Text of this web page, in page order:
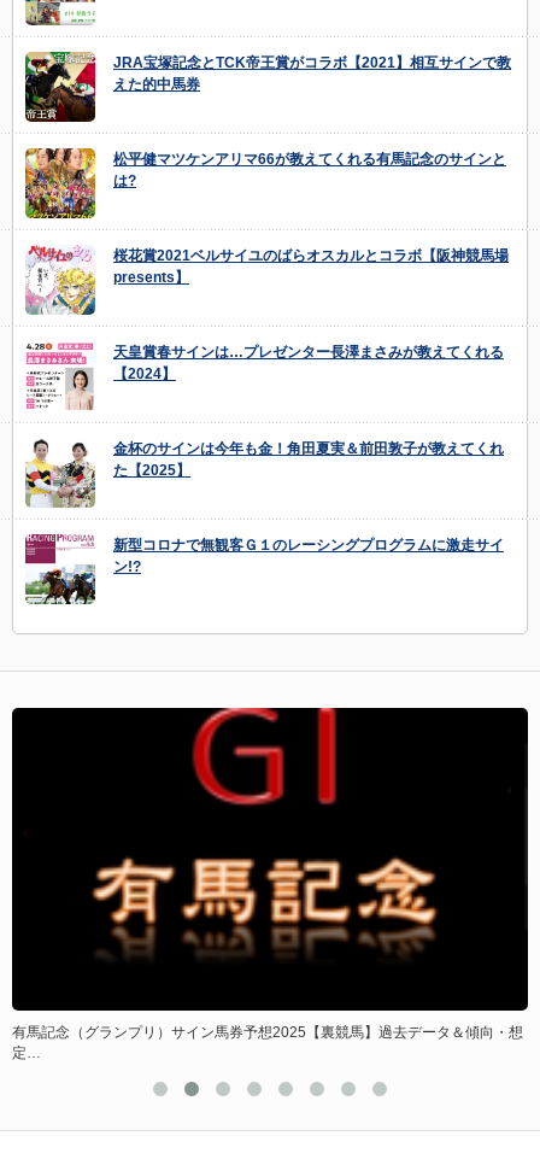
JRA宝塚記念とTCK帝王賞がコラボ【2021】相互サインで教
えた的中馬券
松平健マツケンアリマ66が教えてくれる有馬記念のサインと
は?
桜花賞2021ベルサイユのばらオスカルとコラボ【阪神競馬場
presents】
天皇賞春サインは…プレゼンター長澤まさみが教えてくれる
【2024】
金杯のサインは今年も金！角田夏実＆前田敦子が教えてくれ
た【2025】
新型コロナで無観客Ｇ１のレーシングプログラムに激走サイ
ン!?
有馬記念（グランプリ）サイン馬券予想2025【裏競馬】過去データ＆傾向・想
定…